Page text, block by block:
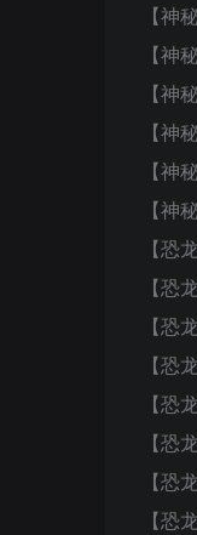
【神
【
【神
【神
【神
【神
【恐
【恐
【恐
【恐
【恐
【恐
【恐
【恐